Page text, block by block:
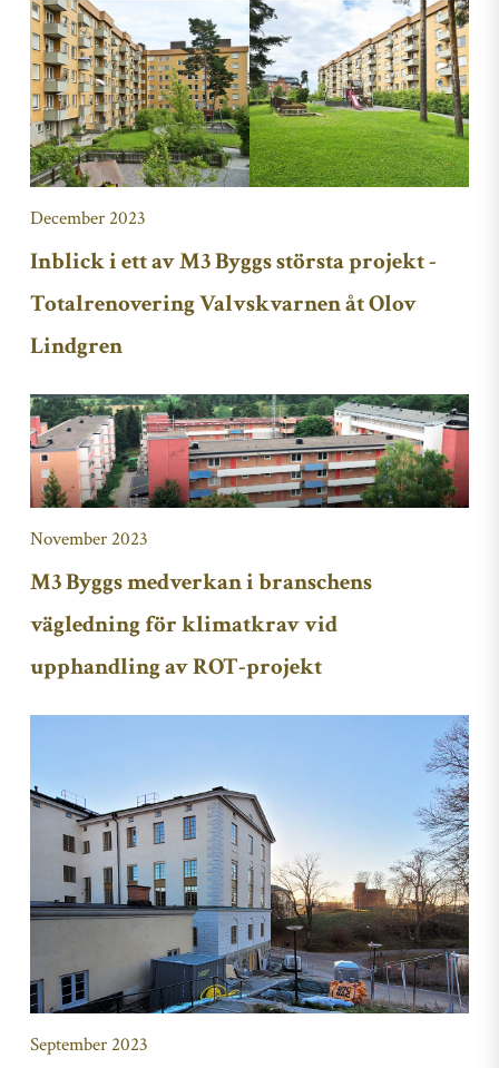
December 2023
Inblick i ett av M3 Byggs största projekt -
Totalrenovering Valvskvarnen åt Olov
Lindgren
November 2023
M3 Byggs medverkan i branschens
vägledning för klimatkrav vid
upphandling av ROT-projekt
September 2023